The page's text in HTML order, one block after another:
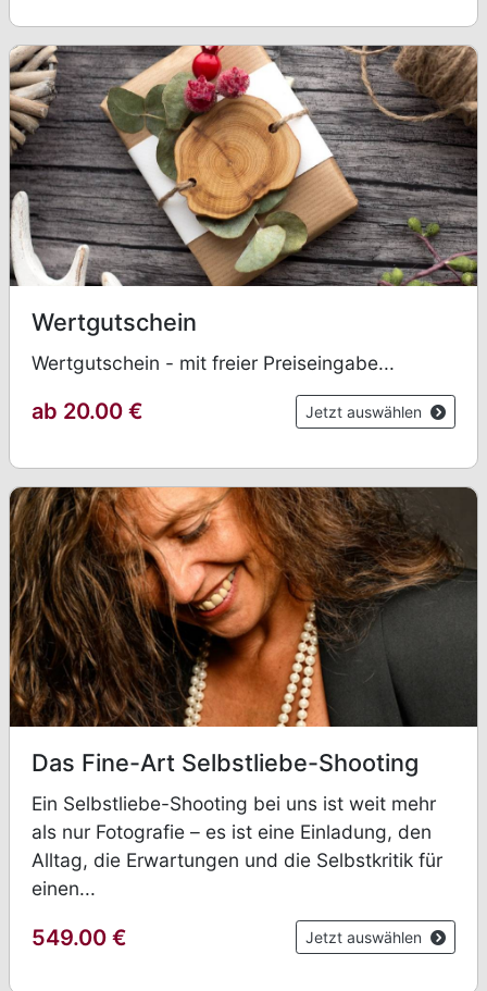
Wertgutschein
Wertgutschein - mit freier Preiseingabe...
ab 20.00 € Jetzt auswählen
Das Fine-Art Selbstliebe-Shooting
Ein Selbstliebe-Shooting bei uns ist weit mehr
als nur Fotografie – es ist eine Einladung, den
Alltag, die Erwartungen und die Selbstkritik für
einen...
549.00 € Jetzt auswählen